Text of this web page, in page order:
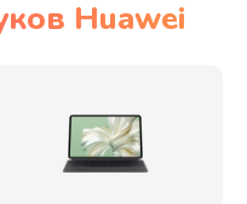
Huawei